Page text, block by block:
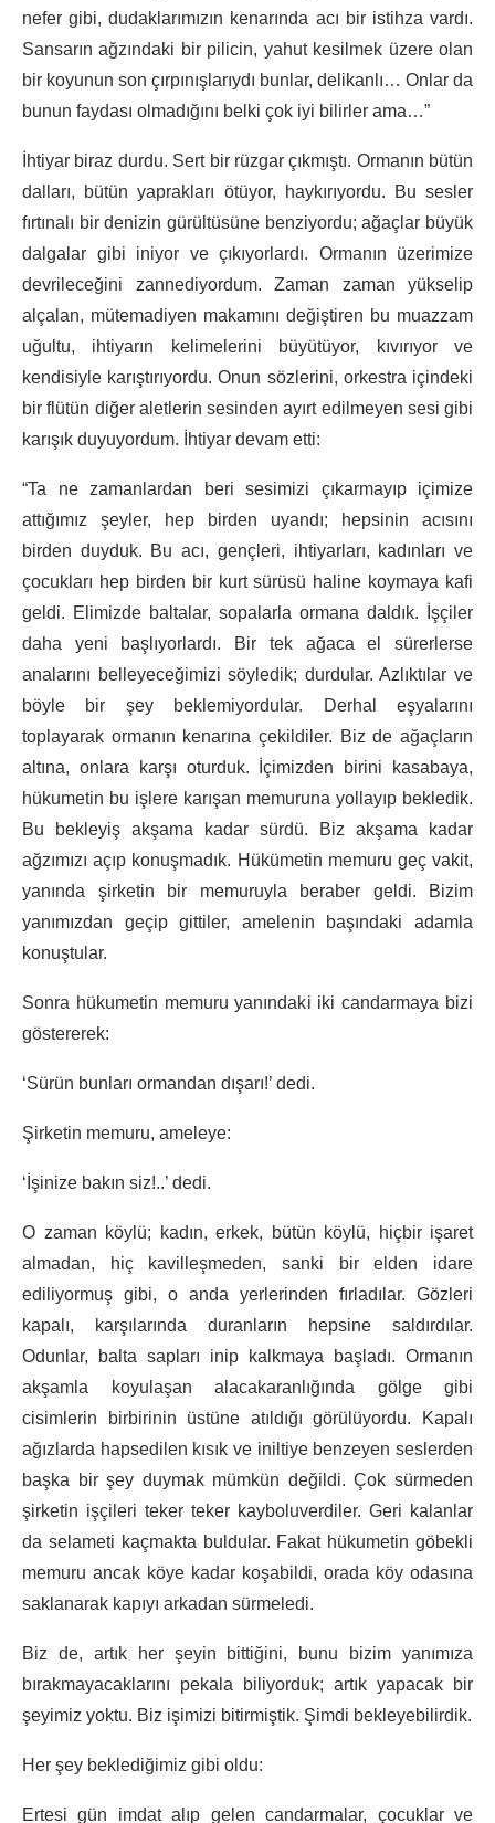
nefer gibi, dudaklarımızın kenarında acı bir istihza vardı.
Sansarın ağzındaki bir pilicin, yahut kesilmek üzere olan
bir koyunun son çırpınışlarıydı bunlar, delikanlı… Onlar da
bunun faydası olmadığını belki çok iyi bilirler ama…”
İhtiyar biraz durdu. Sert bir rüzgar çıkmıştı. Ormanın bütün
dalları, bütün yaprakları ötüyor, haykırıyordu. Bu sesler
fırtınalı bir denizin gürültüsüne benziyordu; ağaçlar büyük
dalgalar gibi iniyor ve çıkıyorlardı. Ormanın üzerimize
devrileceğini zannediyordum. Zaman zaman yükselip
alçalan, mütemadiyen makamını değiştiren bu muazzam
uğultu, ihtiyarın kelimelerini büyütüyor, kıvırıyor ve
kendisiyle karıştırıyordu. Onun sözlerini, orkestra içindeki
bir flütün diğer aletlerin sesinden ayırt edilmeyen sesi gibi
karışık duyuyordum. İhtiyar devam etti:
“Ta ne zamanlardan beri sesimizi çıkarmayıp içimize
attığımız şeyler, hep birden uyandı; hepsinin acısını
birden duyduk. Bu acı, gençleri, ihtiyarları, kadınları ve
çocukları hep birden bir kurt sürüsü haline koymaya kafi
geldi. Elimizde baltalar, sopalarla ormana daldık. İşçiler
daha yeni başlıyorlardı. Bir tek ağaca el sürerlerse
analarını belleyeceğimizi söyledik; durdular. Azlıktılar ve
böyle bir şey beklemiyordular. Derhal eşyalarını
toplayarak ormanın kenarına çekildiler. Biz de ağaçların
altına, onlara karşı oturduk. İçimizden birini kasabaya,
hükumetin bu işlere karışan memuruna yollayıp bekledik.
Bu bekleyiş akşama kadar sürdü. Biz akşama kadar
ağzımızı açıp konuşmadık. Hükümetin memuru geç vakit,
yanında şirketin bir memuruyla beraber geldi. Bizim
yanımızdan geçip gittiler, amelenin başındaki adamla
konuştular.
Sonra hükumetin memuru yanındaki iki candarmaya bizi
göstererek:
‘Sürün bunları ormandan dışarı!’ dedi.
Şirketin memuru, ameleye:
‘İşinize bakın siz!..’ dedi.
O zaman köylü; kadın, erkek, bütün köylü, hiçbir işaret
almadan, hiç kavilleşmeden, sanki bir elden idare
ediliyormuş gibi, o anda yerlerinden fırladılar. Gözleri
kapalı, karşılarında duranların hepsine saldırdılar.
Odunlar, balta sapları inip kalkmaya başladı. Ormanın
akşamla koyulaşan alacakaranlığında gölge gibi
cisimlerin birbirinin üstüne atıldığı görülüyordu. Kapalı
ağızlarda hapsedilen kısık ve iniltiye benzeyen seslerden
başka bir şey duymak mümkün değildi. Çok sürmeden
şirketin işçileri teker teker kayboluverdiler. Geri kalanlar
da selameti kaçmakta buldular. Fakat hükumetin göbekli
memuru ancak köye kadar koşabildi, orada köy odasına
saklanarak kapıyı arkadan sürmeledi.
Biz de, artık her şeyin bittiğini, bunu bizim yanımıza
bırakmayacaklarını pekala biliyorduk; artık yapacak bir
şeyimiz yoktu. Biz işimizi bitirmiştik. Şimdi bekleyebilirdik.
Her şey beklediğimiz gibi oldu:
Ertesi gün imdat alıp gelen candarmalar, çocuklar ve